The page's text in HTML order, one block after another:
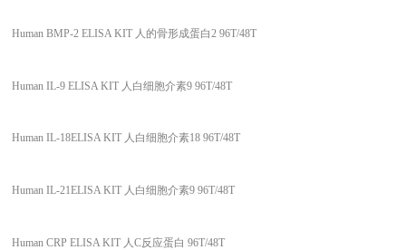
Human BMP-2 ELISA KIT 人的骨形成蛋白2 96T/48T
Human IL-9 ELISA KIT 人白细胞介素9 96T/48T
Human IL-18ELISA KIT 人白细胞介素18 96T/48T
Human IL-21ELISA KIT 人白细胞介素9 96T/48T
Human CRP ELISA KIT 人C反应蛋白 96T/48T